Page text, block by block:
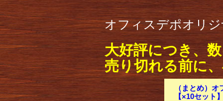
オフィスデポオリ
大好評につき、
売り切れる前に
（まとめ）
【×10セット